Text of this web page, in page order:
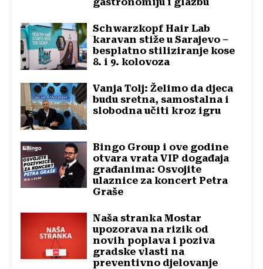
gastronomiju i glazbu
Schwarzkopf Hair Lab
karavan stiže u Sarajevo –
besplatno stiliziranje kose
8. i 9. kolovoza
Vanja Tolj: Želimo da djeca
budu sretna, samostalna i
slobodna učiti kroz igru
Bingo Group i ove godine
otvara vrata VIP događaja
građanima: Osvojite
ulaznice za koncert Petra
Graše
Naša stranka Mostar
upozorava na rizik od
novih poplava i poziva
gradske vlasti na
preventivno djelovanje